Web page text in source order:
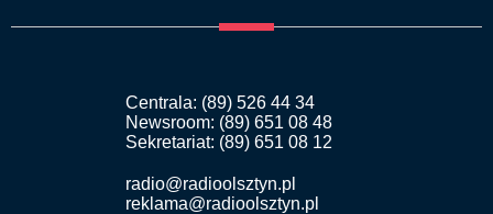
Centrala: (89) 526 44 34
Newsroom: (89) 651 08 48
Sekretariat: (89) 651 08 12
radio@radioolsztyn.pl
reklama@radioolsztyn.pl